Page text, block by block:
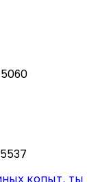
5060
5537